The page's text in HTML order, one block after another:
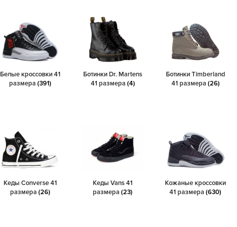
Белые кроссовки 41
размера (391)
Ботинки Dr. Martens
41 размера (4)
Ботинки Timberland
41 размера (26)
Кеды Converse 41
размера (26)
Кеды Vans 41
размера(23)
Кожаные кроссовки
41 размера(630)